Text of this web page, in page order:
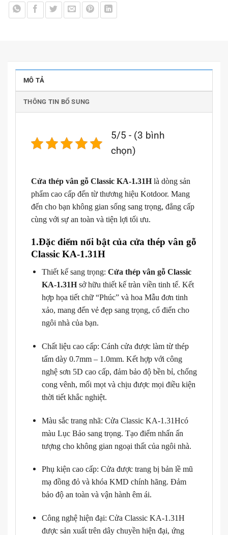
MÔ TẢ
THÔNG TIN BỔ SUNG
5/5 - (3 bình
chọn)
Cửa thép vân gỗ Classic KA-1.31Hlà dòng sản
phẩm cao cấp đến từ thương hiệu Kotdoor. Mang
đến cho bạn không gian sống sang trọng, đẳng cấp
cùng với sự an toàn và tiện lợi tối ưu.
1.Đặc điểm nổi bật của cửa thép vân gỗ
Classic KA-1.31H
Thiết kế sang trọng: Cửa thép vân gỗ Classic
KA-1.31Hsở hữu thiết kế tràn viền tinh tế. Kết
hợp họa tiết chữ “Phúc” và hoa Mẫu đơn tinh
xảo, mang đến vẻ đẹp sang trọng, cổ điển cho
ngôi nhà của bạn.
Chất liệu cao cấp: Cánh cửa được làm từ thép
tấm dày 0.7mm – 1.0mm. Kết hợp với công
nghệ sơn 5D cao cấp, đảm bảo độ bền bỉ, chống
cong vênh, mối mọt và chịu được mọi điều kiện
thời tiết khắc nghiệt.
Màu sắc trang nhã: Cửa Classic KA-1.31Hcó
màu Lục Bảo sang trọng. Tạo điểm nhấn ấn
tượng cho không gian ngoại thất của ngôi nhà.
Phụ kiện cao cấp: Cửa được trang bị bản lề mũ
mạ đồng đỏ và khóa KMD chính hãng. Đảm
bảo độ an toàn và vận hành êm ái.
Công nghệ hiện đại: Cửa Classic KA-1.31H
được sản xuất trên dây chuyền hiện đại, ứng